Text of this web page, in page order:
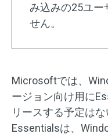
み込みの25ユー
せん。
Microsoftでは、
ージョン向け用に
リースする予定は
Essentialsは、